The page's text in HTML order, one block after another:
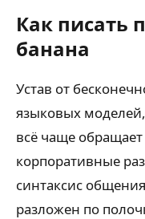
Как писать
банана
Устав от
языковых
всё чаще
корпоративные
синтаксис
разложен по